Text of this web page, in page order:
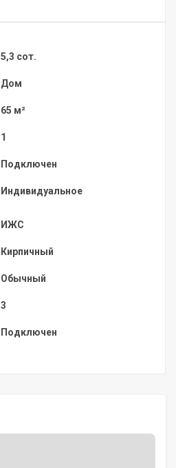
5,3 сот.
Дом
65 м²
1
Подключен
Индивидуальное
ИЖС
Кирпичный
Обычный
3
Подключен